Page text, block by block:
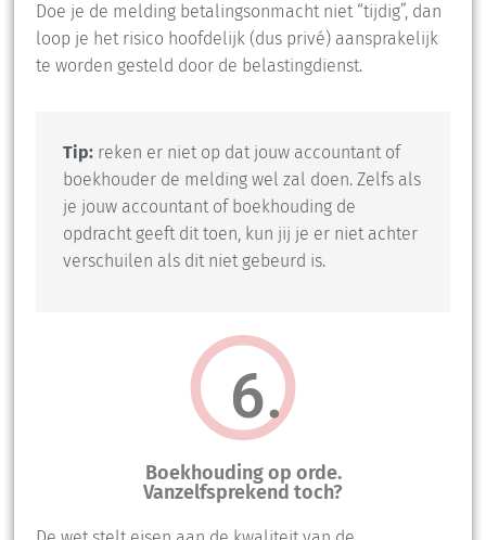
Doe je de melding betalingsonmacht niet “tijdig”, dan
loop je het risico hoofdelijk (dus privé) aansprakelijk
te worden gesteld door de belastingdienst.
Tip: reken er niet op dat jouw accountant of
boekhouder de melding wel zal doen. Zelfs als
je jouw accountant of boekhouding de
opdracht geeft dit toen, kun jij je er niet achter
verschuilen als dit niet gebeurd is.
6.
Boekhouding op orde.
Vanzelfsprekend toch?